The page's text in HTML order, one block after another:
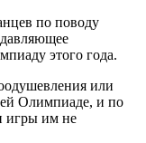
по поводу
этого года.
или
Олимпиаде, и по
игры им не